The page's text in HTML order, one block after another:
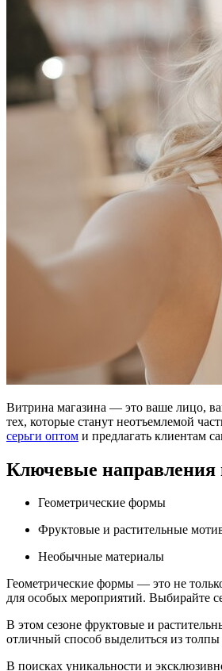
Витрина магазина — это ваше лицо,
тех, которые станут неотъемлемой
серьги оптом и предлагать клиентам
Ключевые направления
Геометрические формы
Фруктовые и растительные
Необычные материалы
Геометрические формы — это не
для особых мероприятий. Выбирайте
В этом сезоне фруктовые и
отличный способ выделиться из
В поисках уникальности и